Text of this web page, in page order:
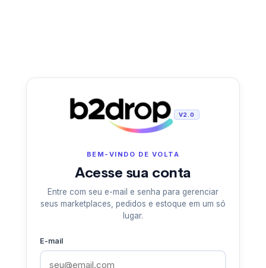
V2.0
BEM-VINDO DE VOLTA
Acesse sua conta
Entre com seu e-mail e senha para gerenciar
seus marketplaces, pedidos e estoque em um só
lugar.
E-mail